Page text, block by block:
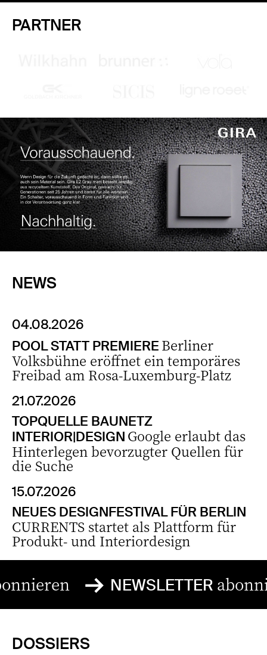
PARTNER
NEWS
04.08.2026
POOL STATT PREMIERE Berliner
Volksbühne eröffnet ein temporäres
Freibad am Rosa-Luxemburg-Platz
21.07.2026
TOPQUELLE BAUNETZ
INTERIOR|DESIGN Google erlaubt das
Hinterlegen bevorzugter Quellen für
die Suche
15.07.2026
NEUES DESIGNFESTIVAL FÜR BERLIN
CURRENTS startet als Plattform für
Produkt- und Interiordesign
NEWSLETTERabonnieren
DOSSIERS